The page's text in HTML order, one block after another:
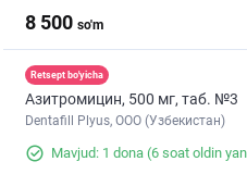
8 500 so'm
Retsept bo'yicha
Азитромицин, 500 мг, таб. №3
Dentafill Plyus, ООО (Узбекистан)
Mavjud: 1 dona (6 soat oldin